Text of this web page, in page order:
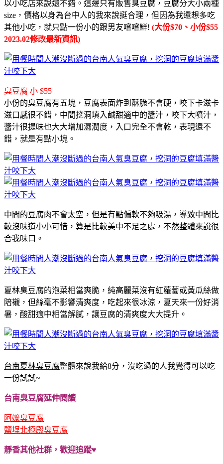
以小吃店來說還不錯。這邊只有販售臭豆腐，豆腐分大小兩種
size，價格以身為台中人的我來說挺合理，但因為我還想多吃
其他小吃，就只點一份小的跟男友嚐嚐鮮! (大份$70、小份$55
2023.02修改最新資訊)
臭豆腐 小 $55
小份的臭豆腐有五塊，豆腐表面炸到酥脆不會硬，咬下卡滋卡
滋口感很不錯，中間挖洞填入鹹甜適中的醬汁，咬下大噴汁，
醬汁很提味也大大增加濕潤度，入口完全不會乾，表現還不
錯，就是有點小塊。
中間的豆腐肉不會太空，但是有點偏軟不夠吸湯，導致中間比
較沒味道小小可惜，算是比較美中不足之處，不然整體來說很
合我味口。
夏林臭豆腐的泡菜相當爽脆，純高麗菜沒有紅蘿蔔或黃瓜絲做
陪襯，但絲毫不影響清爽度，吃起來很冰涼，夏天來一份好消
暑，酸甜適中相當解膩，讓豆腐的清爽度大大提升。
台南夏林臭豆腐整體來說我給8分，沒吃過的人我覺得可以吃
一份試試~
台南臭豆腐延伸閱讀
阿嬤臭豆腐
鹽埕北極殿臭豆腐
靜香其他社群，歡迎追蹤♥